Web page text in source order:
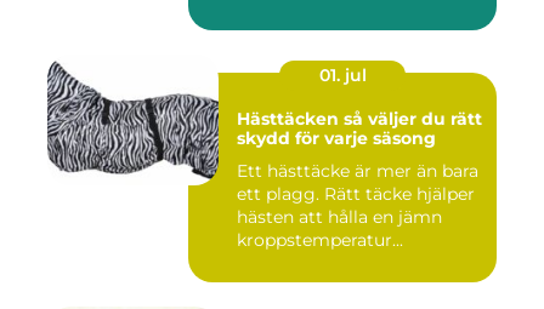
01. jul
Hästtäcken så väljer du rätt
skydd för varje säsong
Ett hästtäcke är mer än bara
ett plagg. Rätt täcke hjälper
hästen att hålla en jämn
kroppstemperatur...